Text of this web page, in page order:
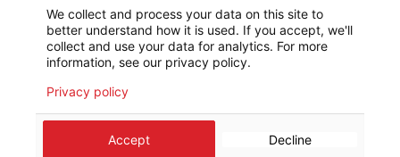
Coordonnées bancaires :
LU75 1111 0000 4848 0000
Comportement responsable
Médecins Sans Frontières Luxembourg
We collect and process your data on this site to
better understand how it is used. If you accept, we'll
collect and use your data for analytics. For more
information, see our privacy policy.
Privacy policy
Accept Decline